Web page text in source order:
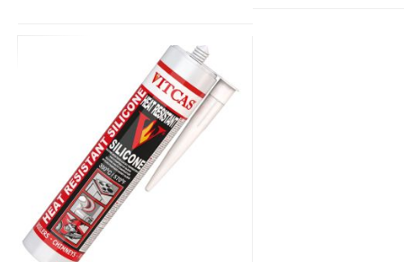
aislamiento
Fundas
térmicas